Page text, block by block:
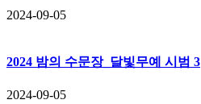
2024-09-05
2024 밤의 수문장_달빛무예 시범 3
2024-09-05